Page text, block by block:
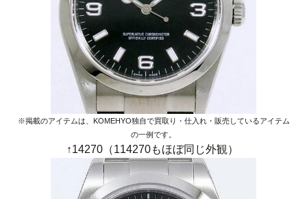
※掲載のアイテムは、KOMEHYO独自で買取り・仕入れ・販売しているアイテム
の一例です。
↑14270（114270もほぼ同じ外観）